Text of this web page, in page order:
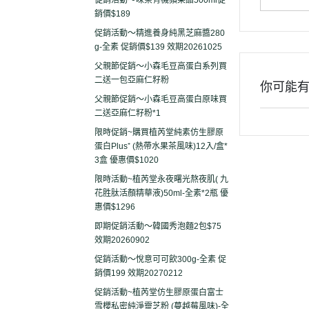
銷價$189
促銷活動～精進養身純黑芝麻醬280
g-全素 促銷價$139 效期20261025
父親節促銷～小森毛豆高蛋白系列買
二送一包亞麻仁籽粉
父親節促銷～小森毛豆高蛋白原味買
二送亞麻仁籽粉*1
限時促銷~購買植芮堂純素仿生膠原
蛋白Plus⁺ (熱帶水果茶風味)12入/盒*
3盒 優惠價$1020
限時活動~植芮堂永夜曙光熬夜肌( 九
花胜肽活顏精華液)50ml-全素*2瓶 優
惠價$1296
即期促銷活動～韓國秀泡麵2包$75
效期20260902
促銷活動～悅意可可飲300g-全素 促
銷價199 效期20270212
促銷活動~植芮堂仿生膠原蛋白富士
雪櫻私密純淨靈芝粉 (蔓越莓風味)-全
你可能